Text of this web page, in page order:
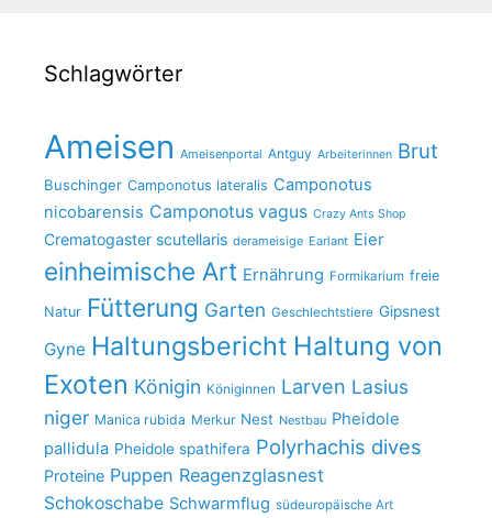
Schlagwörter
Ameisen Ameisenportal Antguy Arbeiterinnen Brut
Buschinger Camponotus lateralis Camponotus
nicobarensis Camponotus vagus Crazy Ants Shop
Crematogaster scutellaris derameisige Earlant Eier
einheimische Art Ernährung Formikarium freie
Natur Fütterung Garten Geschlechtstiere Gipsnest
Gyne Haltungsbericht Haltung von
Exoten Königin Königinnen Larven Lasius
niger Manica rubida Merkur Nest Nestbau Pheidole
pallidula Pheidole spathifera Polyrhachis dives
Proteine Puppen Reagenzglasnest
Schokoschabe Schwarmflug südeuropäische Art